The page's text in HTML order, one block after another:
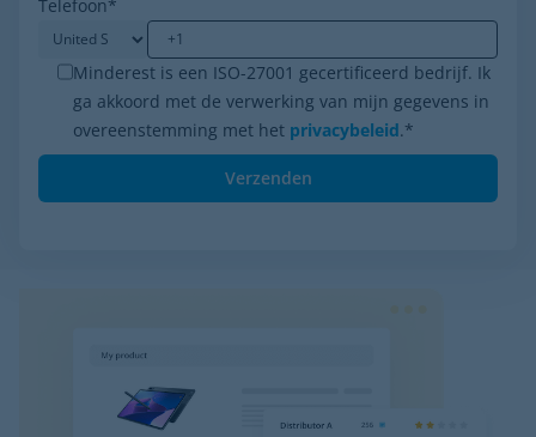
Telefoon*
Minderest is een ISO-27001 gecertificeerd bedrijf. Ik
ga akkoord met de verwerking van mijn gegevens in
overeenstemming met het privacybeleid.*